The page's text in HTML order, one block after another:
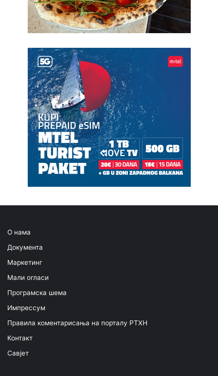
О нама
Документа
Маркетинг
Мали огласи
Програмска шема
Импрессум
Правила коментарисања на порталу РТХН
Контакт
Савјет